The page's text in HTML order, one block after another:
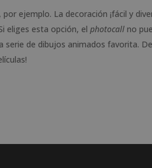
ejemplo. La decoración ¡fácil y
eliges esta opción, el photocall no
serie de dibujos animados favorita.